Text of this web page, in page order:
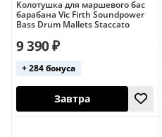
Колотушка для маршевого бас
барабана Vic Firth Soundpower
Bass Drum Mallets Staccato
9 390 ₽
+ 284 бонуса